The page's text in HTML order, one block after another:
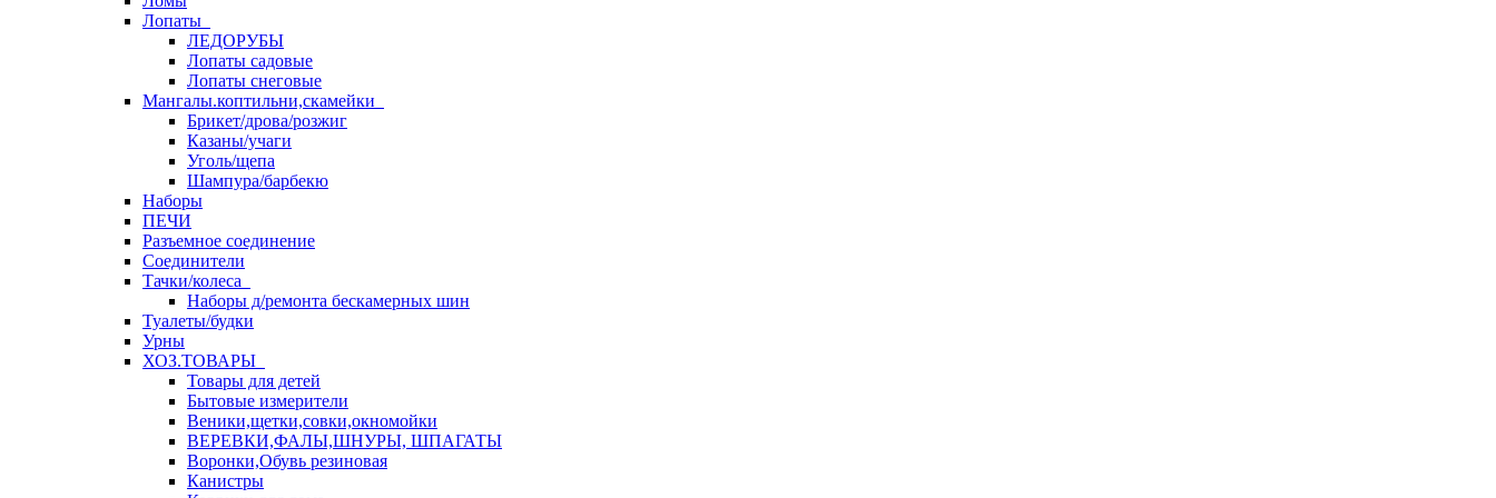
Лопаты
ЛЕДОРУБЫ
Лопаты садовые
Лопаты снеговые
Мангалы.коптильни,скамейки
Брикет/дрова/розжиг
Казаны/учаги
Уголь/щепа
Шампура/барбекю
Наборы
ПЕЧИ
Разъемное соединение
Соединители
Тачки/колеса
Наборы д/ремонта бескамерных шин
Туалеты/будки
Урны
ХОЗ.ТОВАРЫ
Товары для детей
Бытовые измерители
Веники,щетки,совки,окномойки
ВЕРЕВКИ,ФАЛЫ,ШНУРЫ, ШПАГАТЫ
Воронки,Обувь резиновая
Канистры